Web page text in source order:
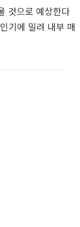
것으로 예상한다
기에 밀려 내부 매